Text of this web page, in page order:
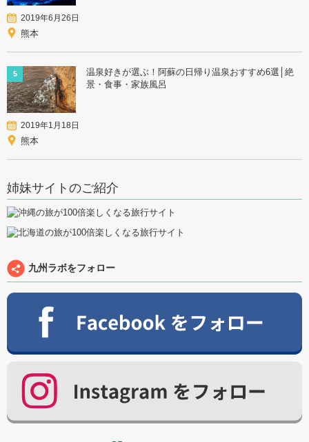
2019年6月26日
熊本
5
温泉好きが選ぶ！阿蘇の日帰り温泉おすすめ6選│絶
景・食事・家族風呂
2019年1月18日
熊本
姉妹サイトのご紹介
九州ラボをフォロー